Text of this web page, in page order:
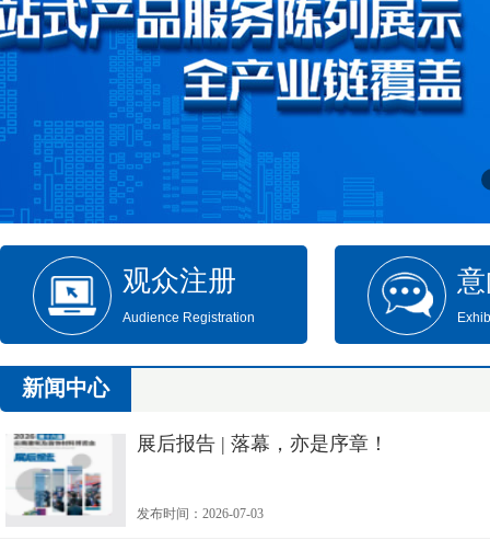
观众注册
Audience Registration
新闻中心
展后报告 | 落幕，亦是序章！
发布时间：2026-07-03